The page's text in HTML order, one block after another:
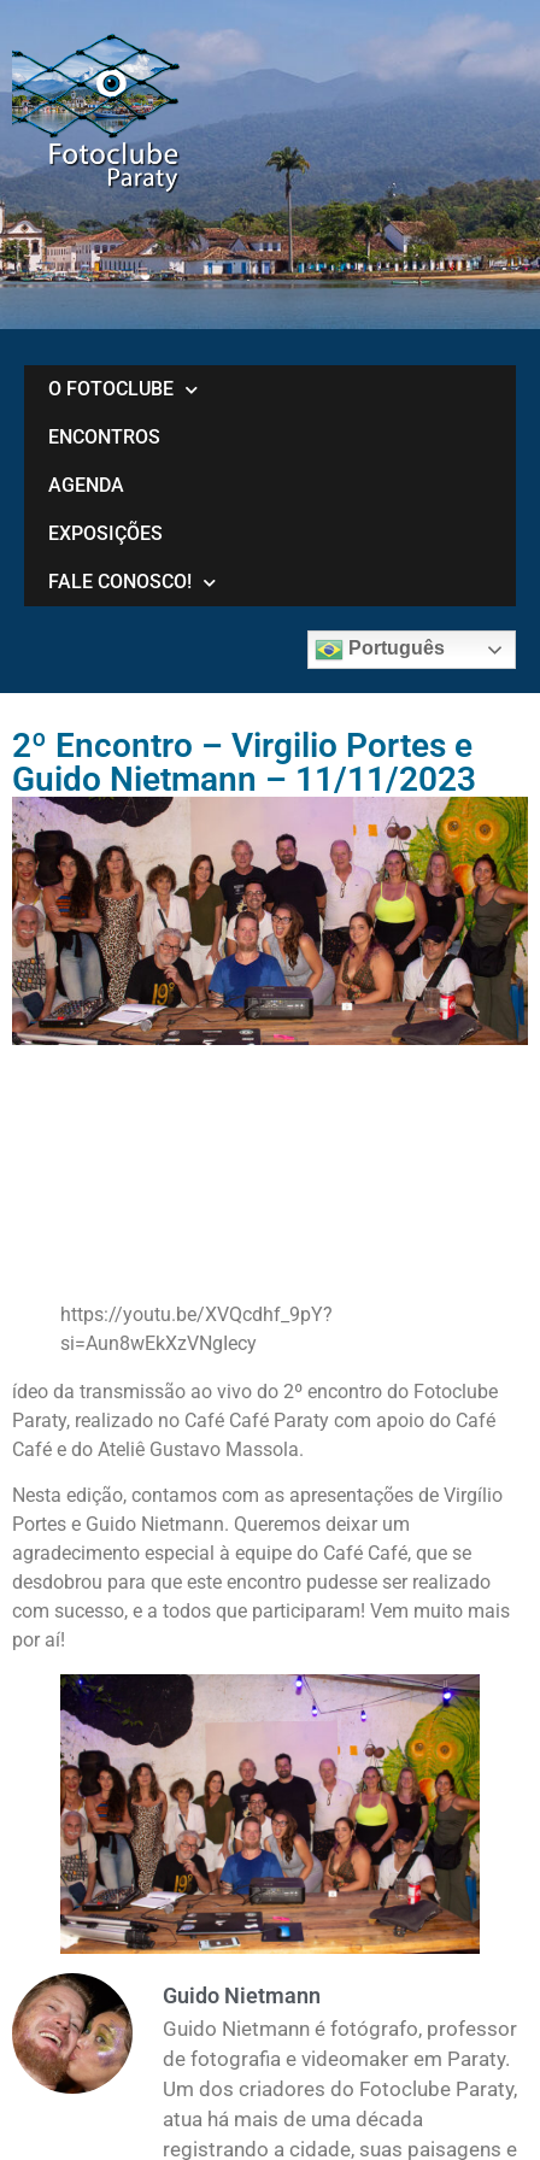
O FOTOCLUBE
ENCONTROS
AGENDA
EXPOSIÇÕES
FALE CONOSCO!
Português
2º Encontro – Virgilio Portes e
Guido Nietmann – 11/11/2023
https://youtu.be/XVQcdhf_9pY?
si=Aun8wEkXzVNgIecy
ídeo da transmissão ao vivo do 2º encontro do Fotoclube
Paraty, realizado no Café Café Paraty com apoio do Café
Café e do Ateliê Gustavo Massola.
Nesta edição, contamos com as apresentações de Virgílio
Portes e Guido Nietmann. Queremos deixar um
agradecimento especial à equipe do Café Café, que se
desdobrou para que este encontro pudesse ser realizado
com sucesso, e a todos que participaram! Vem muito mais
por aí!
Guido Nietmann
Guido Nietmann é fotógrafo, professor
de fotografia e videomaker em Paraty.
Um dos criadores do Fotoclube Paraty,
atua há mais de uma década
registrando a cidade, suas paisagens e